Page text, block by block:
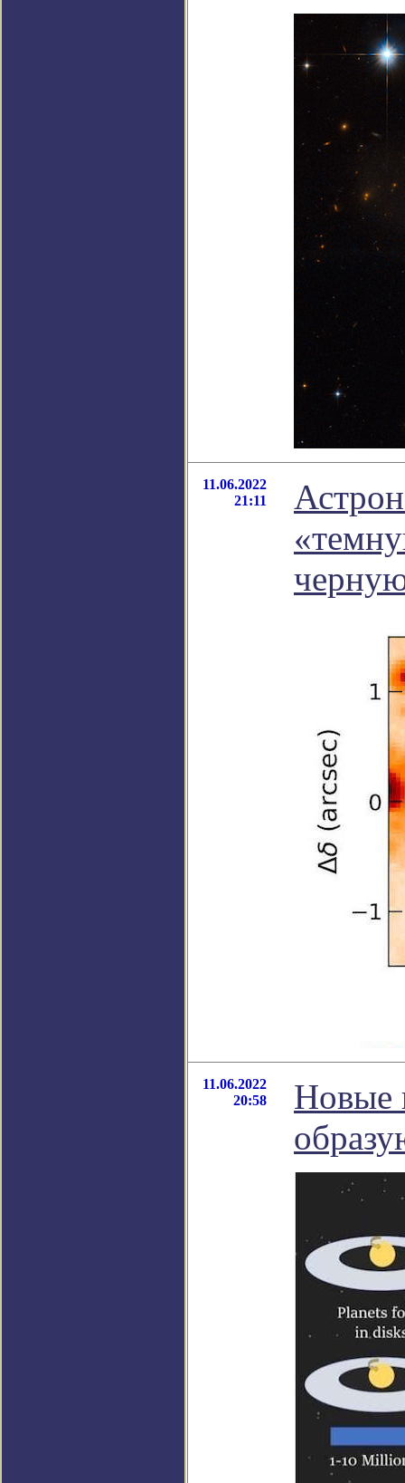
11.06.2022
21:11
11.06.2022
20:58
Новые